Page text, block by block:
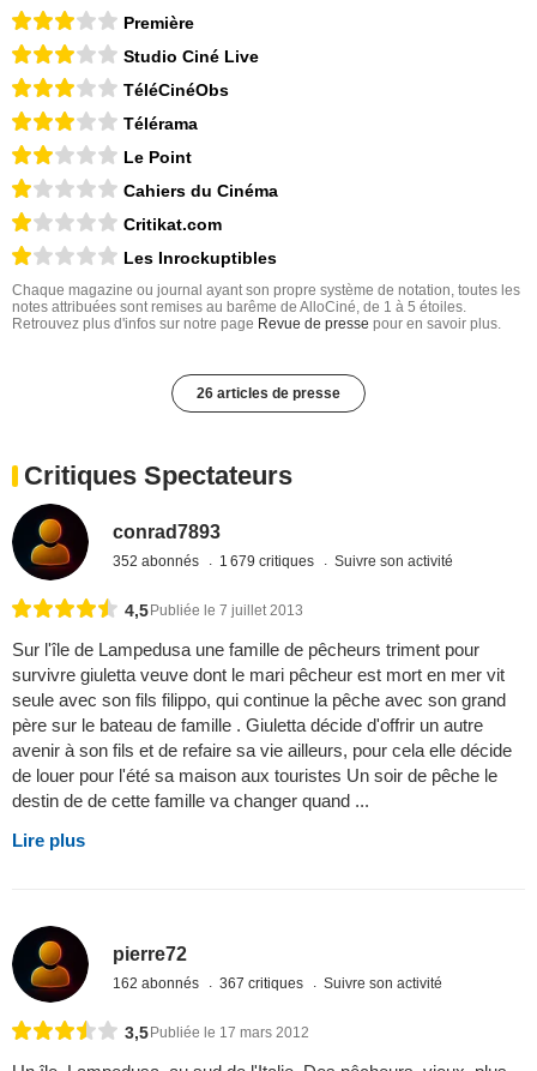
Première
Studio Ciné Live
TéléCinéObs
Télérama
Le Point
Cahiers du Cinéma
Critikat.com
Les Inrockuptibles
Chaque magazine ou journal ayant son propre système de notation, toutes les
notes attribuées sont remises au barême de AlloCiné, de 1 à 5 étoiles.
Retrouvez plus d'infos sur notre page Revue de presse pour en savoir plus.
26 articles de presse
Critiques Spectateurs
conrad7893
352 abonnés 1 679 critiques Suivre son activité
4,5 Publiée le 7 juillet 2013
Sur l'île de Lampedusa une famille de pêcheurs triment pour
survivre giuletta veuve dont le mari pêcheur est mort en mer vit
seule avec son fils filippo, qui continue la pêche avec son grand
père sur le bateau de famille . Giuletta décide d'offrir un autre
avenir à son fils et de refaire sa vie ailleurs, pour cela elle décide
de louer pour l'été sa maison aux touristes Un soir de pêche le
destin de de cette famille va changer quand ...
Lire plus
pierre72
162 abonnés 367 critiques Suivre son activité
3,5 Publiée le 17 mars 2012